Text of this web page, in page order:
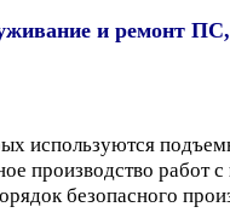
и ремонт
используются
производство работ
безопасного